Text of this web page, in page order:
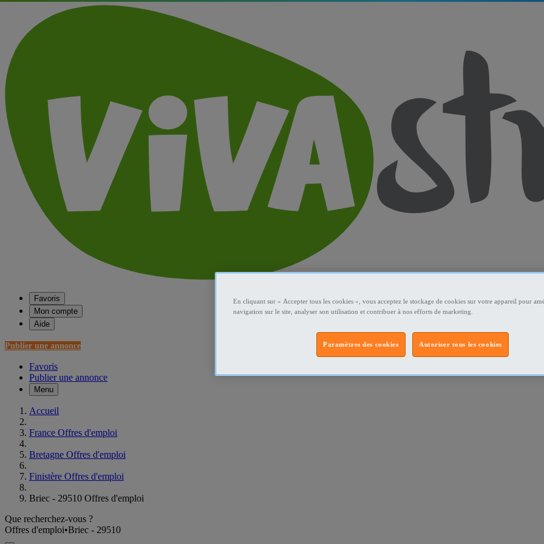
Favoris
Mon compte
Aide
Publier une annonce
Favoris
Publier une annonce
Menu
Accueil
France Offres d'emploi
Bretagne Offres d'emploi
Finistère Offres d'emploi
Briec - 29510 Offres d'emploi
Que recherchez-vous ?
Offres d'emploi•Briec - 29510
En cliquant sur « Accepter tous les cookies », vous acceptez le stockage de cookies sur votre appareil pour
navigation sur le site, analyser son utilisation et contribuer à nos efforts de marketing.
Autoriser tous les cookies
Paramètres des cookies